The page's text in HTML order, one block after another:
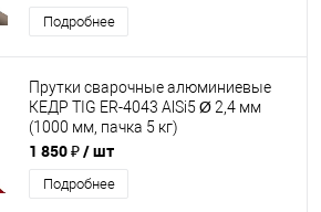
Подробнее
Прутки сварочные алюминиевые
КЕДР TIG ER-4043 AlSi5 Ø 2,4 мм
(1000 мм, пачка 5 кг)
1 850 ₽/ шт
Подробнее